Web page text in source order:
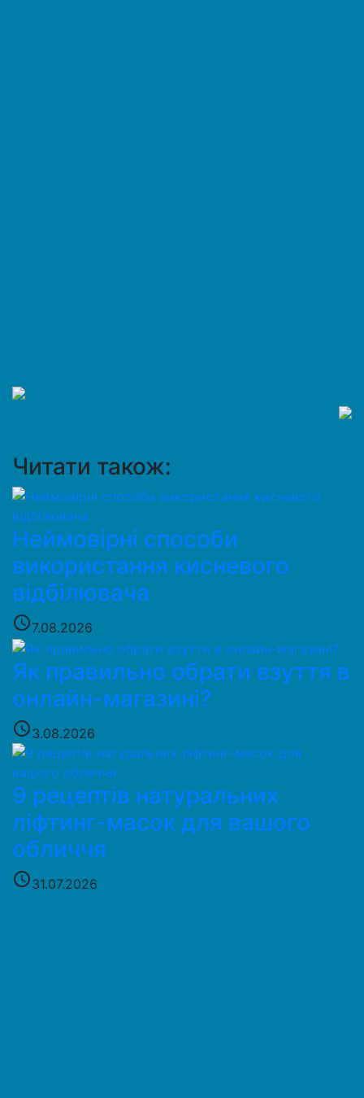
Читати також:
Неймовірні способи
використання кисневого
відбілювача
access_time7.08.2026
Як правильно обрати взуття в
онлайн-магазині?
access_time3.08.2026
9 рецептів натуральних
ліфтинг-масок для вашого
обличчя
access_time31.07.2026